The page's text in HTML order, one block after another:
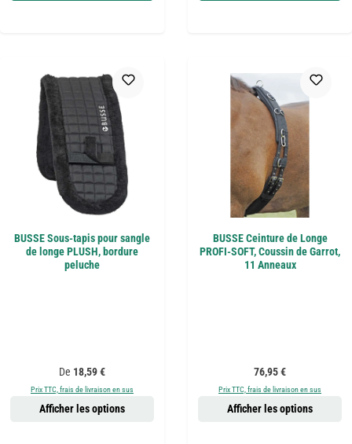
BUSSE Sous-tapis pour sangle
de longe PLUSH, bordure
peluche
Prix régulier :
De 18,59 €
Prix TTC, frais de livraison en sus
Afficher les options
BUSSE Ceinture de Longe
PROFI-SOFT, Coussin de Garrot,
11 Anneaux
Prix régulier :
76,95 €
Prix TTC, frais de livraison en sus
Afficher les options